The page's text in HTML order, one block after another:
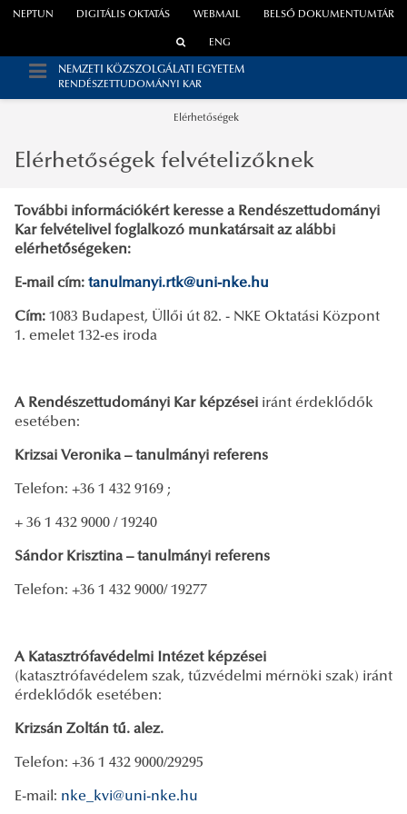
WEBMAIL
NEPTUN DIGITÁLIS OKTATÁS BELSŐ DOKUMENTUMTÁR
ENG
NEMZETI KÖZSZOLGÁLATI EGYETEM
RENDÉSZETTUDOMÁNYI KAR
Elérhetőségek
Elérhetőségek felvételizőknek
További információkért keresse a Rendészettudományi
Kar felvételivel foglalkozó munkatársait az alábbi
elérhetőségeken:
E-mail cím: tanulmanyi.rtk@uni-nke.hu
Cím: 1083 Budapest, Üllői út 82. - NKE Oktatási Központ
1. emelet 132-es iroda
A Rendészettudományi Kar képzései iránt érdeklődők
esetében:
Krizsai Veronika – tanulmányi referens
Telefon: +36 1 432 9169 ;
+ 36 1 432 9000 / 19240
Sándor Krisztina – tanulmányi referens
Telefon: +36 1 432 9000/ 19277
A Katasztrófavédelmi Intézet képzései
(katasztrófavédelem szak, tűzvédelmi mérnöki szak) iránt
érdeklődők esetében:
Krizsán Zoltán tű. alez.
Telefon: +36 1 432 9000/29295
E-mail: nke_kvi@uni-nke.hu